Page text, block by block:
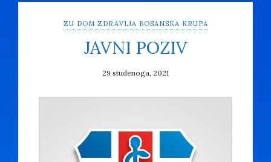
ZU DOM ZDRAVLJA BOSANSKA KRUPA
JAVNI POZIV
29 studenoga, 2021